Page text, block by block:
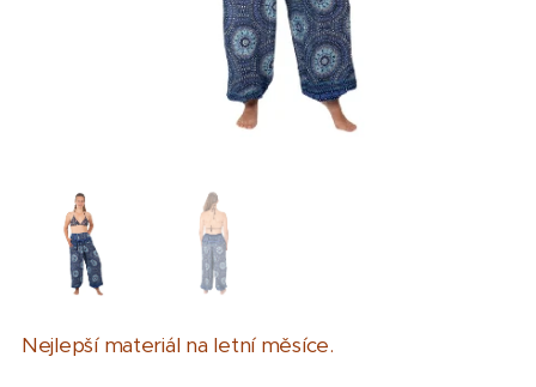
Nejlepší materiál na letní měsíce.